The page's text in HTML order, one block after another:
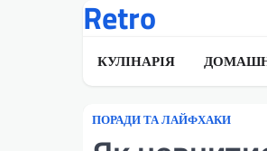
Retro
КУЛІНАРІЯ
ПОРАДИ ТА ЛАЙФХАКИ